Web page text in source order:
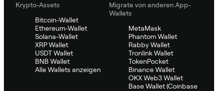
Krypto-Assets
Bitcoin-Wallet
Ethereum-Wallet
Solana-Wallet
XRP Wallet
USDT Wallet
BNB Wallet
Alle Wallets anzeigen
Migrate von anderen App-
Wallets
MetaMask
Phantom Wallet
Rabby Wallet
Tronlink Wallet
TokenPocket
Binance Wallet
OKX Web3 Wallet
Base Wallet (Coinbase